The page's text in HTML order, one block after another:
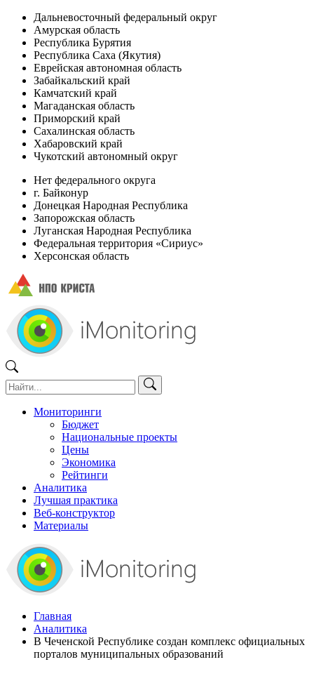
Дальневосточный федеральный округ
Амурская область
Республика Бурятия
Республика Саха (Якутия)
Еврейская автономная область
Забайкальский край
Камчатский край
Магаданская область
Приморский край
Сахалинская область
Хабаровский край
Чукотский автономный округ
Нет федерального округа
г. Байконур
Донецкая Народная Республика
Запорожская область
Луганская Народная Республика
Федеральная территория «Сириус»
Херсонская область
Мониторинги
Бюджет
Национальные проекты
Цены
Экономика
Рейтинги
Аналитика
Лучшая практика
Веб-конструктор
Материалы
Главная
Аналитика
В Чеченской Республике создан комплекс официальных
порталов муниципальных образований